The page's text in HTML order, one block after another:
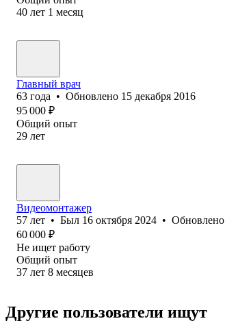
40 лет 1 месяц
Главный врач
63 года • Обновлено 15 декабря 2016
95 000 ₽
Общий опыт
29 лет
В⁢идеомонтажер
57 лет • Был 16 октября 2024 • Обновлено
60 000 ₽
Не ищет работу
Общий опыт
37 лет 8 месяцев
Другие пользователи ищут